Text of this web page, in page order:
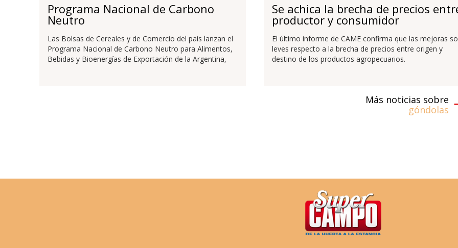
Programa Nacional de Carbono
Neutro
Las Bolsas de Cereales y de Comercio del país lanzan el
Programa Nacional de Carbono Neutro para Alimentos,
Bebidas y Bioenergías de Exportación de la Argentina,
Se achica la brecha de precios
productor y consumidor
El último informe de CAME confirma que las mejoras
leves respecto a la brecha de precios entre origen y
destino de los productos agropecuarios.
Más noticias sobre
góndolas